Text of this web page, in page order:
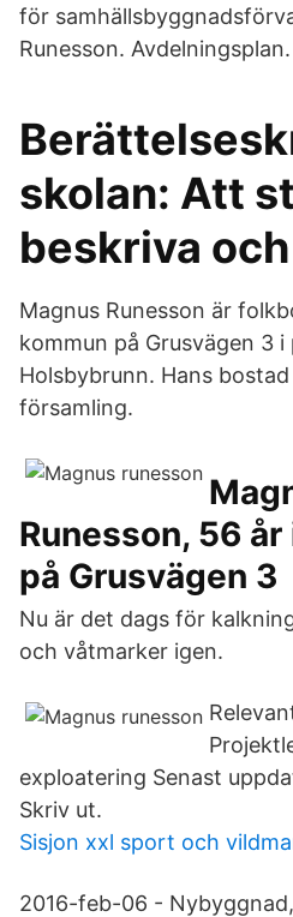
för
Runesson. Avdelningsplan.
skolan: Att
beskriva och
Magnus Runesson är
kommun på Grusvägen 3
Holsbybrunn. Hans
församling.
Runesson, 56
på Grusvägen 3
Nu är det dags för
och våtmarker igen.
exploatering Senast
Skriv ut.
Sisjon xxl sport och
2016-feb-06 -